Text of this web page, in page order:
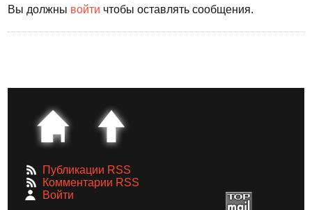
Вы должны войти чтобы оставлять сообщения.
Публикации RSS
Комментарии RSS
Войти